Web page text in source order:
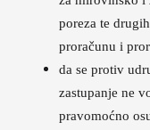
poreza te
proračunu i
da se protiv
zastupanje ne
pravomoćno